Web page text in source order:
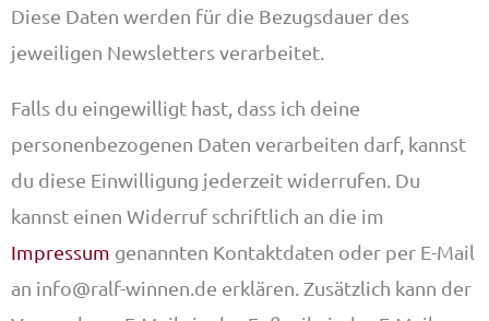
Diese Daten werden für die Bezugsdauer des
jeweiligen Newsletters verarbeitet.
Falls du eingewilligt hast, dass ich deine
personenbezogenen Daten verarbeiten darf, kannst
du diese Einwilligung jederzeit widerrufen. Du
kannst einen Widerruf schriftlich an die im
Impressum genannten Kontaktdaten oder per E-Mail
an info@ralf-winnen.de erklären. Zusätzlich kann der